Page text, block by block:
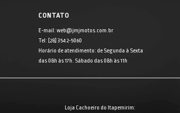
CONTATO
E-mail: web@jmjmotos.com.br
Tel: [28] 3542-5060
Horário de atendimento: de Segunda à Sexta
das 08h às 17h. Sábado das 08h às 11h
Loja Cachoeiro do Itapemirim: